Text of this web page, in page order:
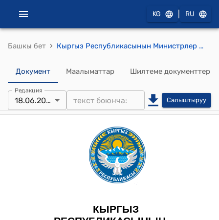
KG RU
Башкы бет › Кыргыз Республикасынын Министрлер Кабинетинин 2023-жылдын 25-октябрындагы № 573 "Кыргыз Республикасынын Өкмөтүнүн жана Кыргыз Республикасынын Министрлер Кабинетинин уруксат берүүчү документтерин берүү маселелери боюнча айрым токтомдоруна өзгөртүүлөрдү киргизүү жөнүндө" токтому
Документ Маалыматтар Шилтеме документтер
Редакция
18.06.2025 Салыштыруу